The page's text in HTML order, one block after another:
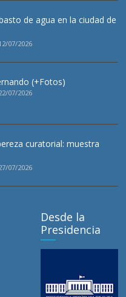
de agua en la ciudad de
07/2026
(+Fotos)
07/2026
curatorial: muestra
07/2026
Desde la
Presidencia